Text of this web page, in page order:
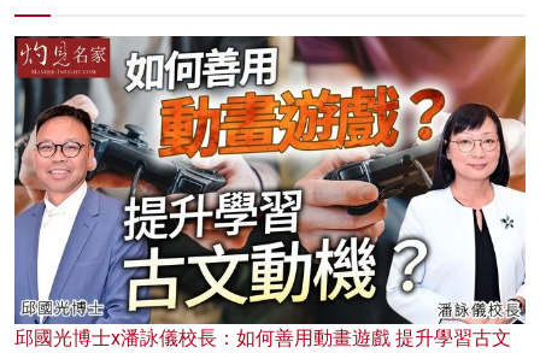
邱國光博士x潘詠儀校長：如何善用動畫遊戲 提升學習古文